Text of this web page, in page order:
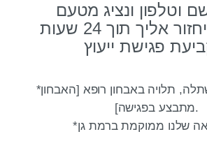
וטלפון ונציג מטעם
המרפאה יחזור אליך תוך 24 שעות
*ההתאמה להשתלה, תלויה באבחון רופא [האבחון
מתבצע בפגישה].